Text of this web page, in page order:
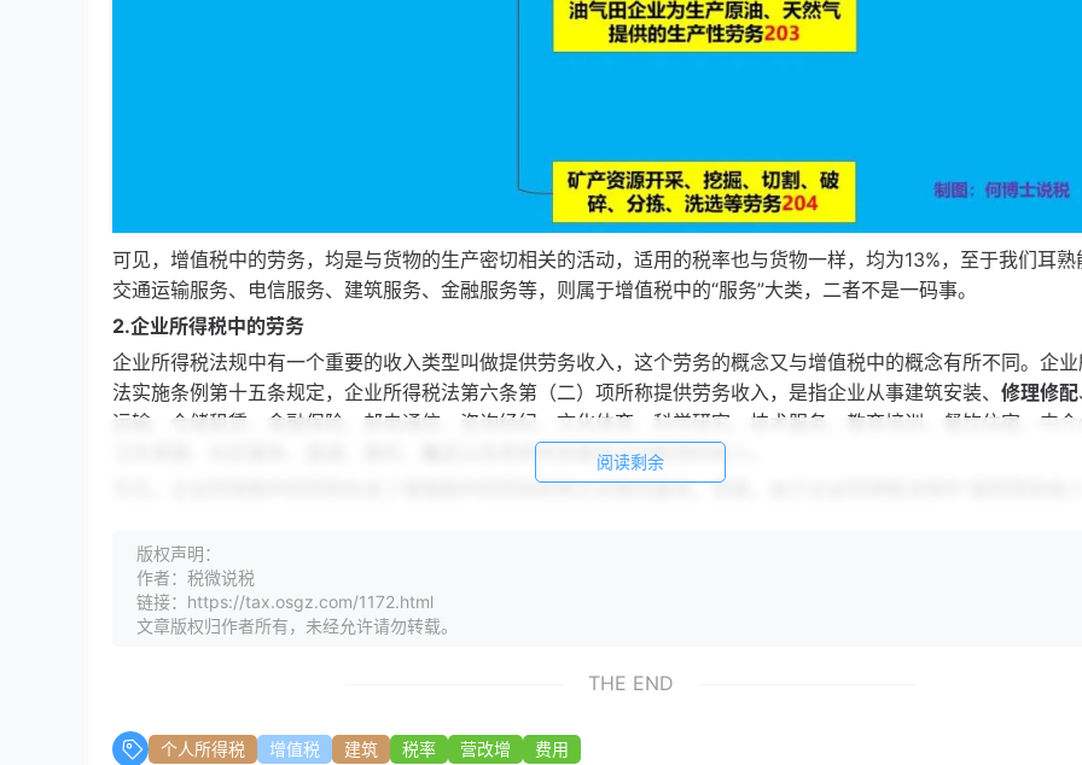
可见，增值税中的劳务，均是与货物的生产密切相关的活动，适用的税率也与货物一样，均为13%，至于我们耳熟
交通运输服务、电信服务、建筑服务、金融服务等，则属于增值税中的“服务”大类，二者不是一码事。
2.企业所得税中的劳务
企业所得税法规中有一个重要的收入类型叫做提供劳务收入，这个劳务的概念又与增值税中的概念有所不同。企
法实施条例第十五条规定，企业所得税法第六条第（二）项所称提供劳务收入，是指企业从事建筑安装、 修理修配
运输、仓储租赁、金融保险、邮电通信、咨询经纪、文化体育、科学研究、技术服务、教育培训、餐饮住宿、中
以及其他劳务服务活动取得的收入。
可见，企业所得税中的劳务包含了增值税中的劳务和绝大多数的服务。但是，由于企业所得税法规中“提供劳务收
务—贷款服务”、“现代服务—租赁服务” 。
3.个人所得税中的劳务
个人所得税中的劳务，主要体现在“劳务报酬所得”税目，根据个人所得税法实施条例第六条第（二）项的规定，劳
学、翻译、审稿、书画、雕刻、影视、录音、录像、演出、表演、广告、展览、技术服务、介绍服务、经纪服务
《国家税务总局关于印发的通知》（国税发〔1994〕089号）第十九条进一步解释：工资、薪金所得是属于
阅读剩余
版权声明：
作者：税微说税
链接：https://tax.osgz.com/1172.html
文章版权归作者所有，未经允许请勿转载。
THE END
个人所得税 增值税 建筑 税率 营改增 费用